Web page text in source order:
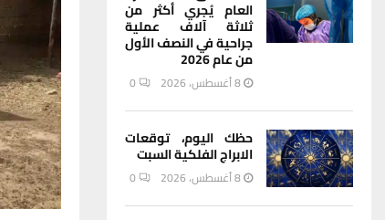
العام يُجري أكثر من
ثلاثة آلاف عملية
جراحية في النصف الأول
من عام 2026
8 أغسطس، 2026 0
حظك اليوم، توقعات
الابراج الفلكية السبت
8 أغسطس، 2026 0